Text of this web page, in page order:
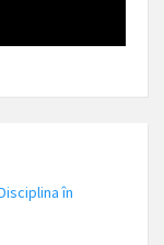
în